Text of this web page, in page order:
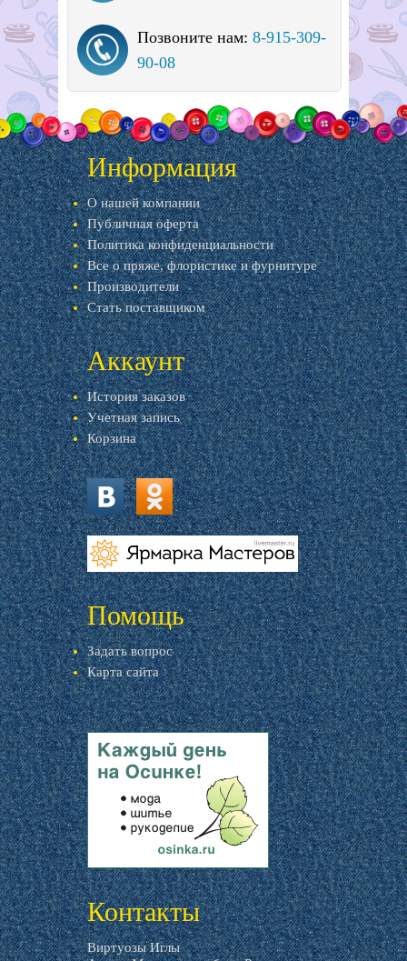
Позвоните нам: 8-915-309-
90-08
Информация
О нашей компании
Публичная оферта
Политика конфиденциальности
Все о пряже, флористике и фурнитуре
Производители
Стать поставщиком
Аккаунт
История заказов
Учетная запись
Корзина
vk.com ok.ru
livemaster.ru
Помощь
Задать вопрос
Карта сайта
livemaster.ru
Контакты
Виртуозы Иглы